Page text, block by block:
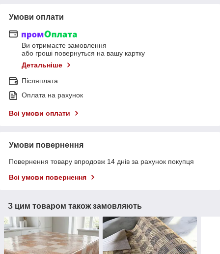
Умови оплати
Ви отримаєте замовлення
або гроші повернуться на вашу картку
Детальніше
Післяплата
Оплата на рахунок
Всі умови оплати
Умови повернення
Повернення товару впродовж 14 днів за рахунок покупця
Всі умови повернення
З цим товаром також замовляють